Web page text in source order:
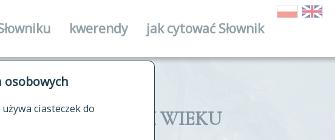
osobowych
ciasteczek do
kwerendy jak cytować Słownik
XVII I XVIII WIEKU